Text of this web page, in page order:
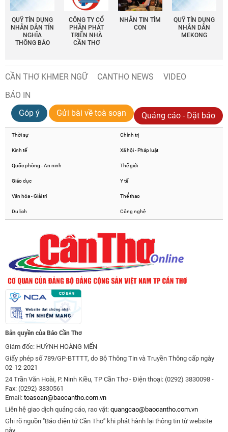
QUỸ TÍN DỤNG
NHÂN DÂN TÍN
NGHĨA
THÔNG BÁO
CÔNG TY CỔ
PHẦN PHÁT
TRIỂN NHÀ
CẦN THƠ
NHẮN TIN TÌM
CON
QUỸ TÍN DỤNG
NHÂN DÂN
MEKONG
CẦN THƠ KHMER NGỮ CANTHO NEWS
VIDEO
BÁO IN
Góp ý
Gửi bài về toà soạn Quảng cáo - Đặt báo
Thời sự Chính trị
Kinh tế Xã hội - Pháp luật
Quốc phòng - An ninh Thế giới
Giáo dục Y tế
Văn hóa - Giải trí Thể thao
Du lịch Công nghệ
Bản quyền của Báo Cần Thơ
Giám đốc: HUỲNH HOÀNG MẾN
Giấy phép số 789/GP-BTTTT, do Bộ Thông Tin và Truyền Thông cấp ngày
02-12-2021
24 Trần Văn Hoài, P. Ninh Kiều, TP Cần Thơ - Điện thoại: (0292) 3830098 -
Fax: (0292) 3830561
Email: toasoan@baocantho.com.vn
Liên hệ giao dịch quảng cáo, rao vặt: quangcao@baocantho.com.vn
Ghi rõ nguồn "Báo điện tử Cần Thơ" khi phát hành lại thông tin từ website
này